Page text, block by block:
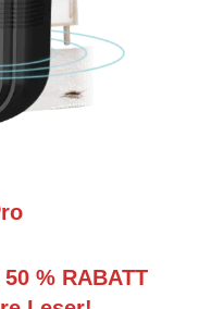
% RABATT